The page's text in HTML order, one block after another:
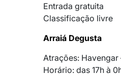
Entrada gratuita
Classificação livre
Arraiá Degusta
Atrações:
Horário: das 17h à